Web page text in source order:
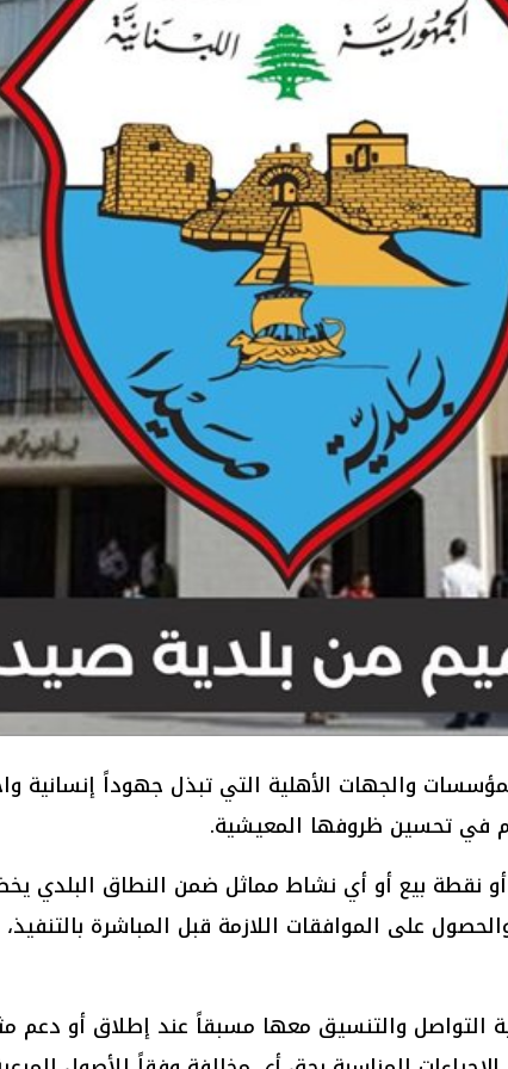
والجهات الأهلية التي تبذل جهوداً إنسانية
في تحسين ظروفها المعيشية.
بيع أو أي نشاط مماثل ضمن النطاق البلدي يخضع
على الموافقات اللازمة قبل المباشرة
التواصل والتنسيق معها مسبقاً عند إطلاق أو دعم